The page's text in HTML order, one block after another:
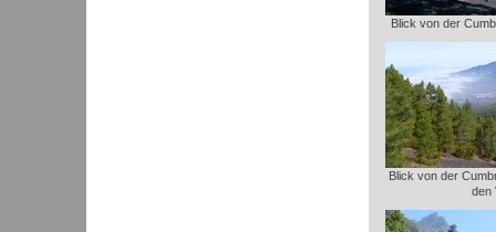
Blick von der
Blick von der
den